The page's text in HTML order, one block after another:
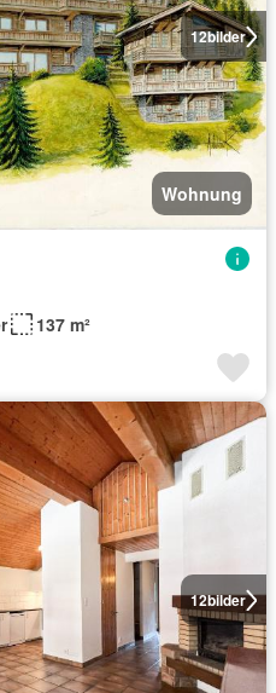
12bilder
Wohnung
137 m²
12bilder